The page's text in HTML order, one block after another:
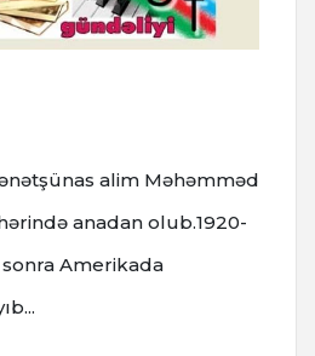
alim Məhəmməd
anadan olub.1920-
Amerikada